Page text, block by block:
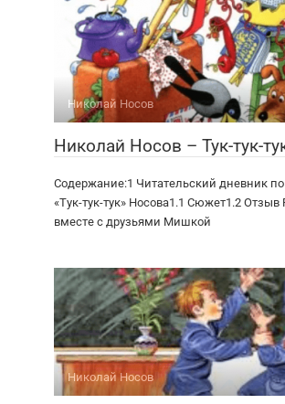
Николай Носов
Николай Носов – Тук-тук-
Содержание:1 Читательский дневник по
«Тук-тук-тук» Носова1.1 Сюжет1.2 Отзыв
вместе с друзьями Мишкой
Николай Носов